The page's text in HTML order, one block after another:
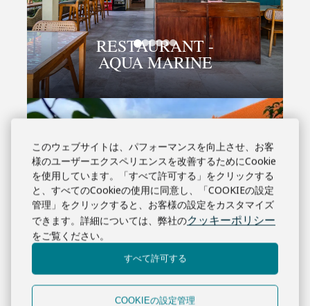
このウェブサイトは、パフォーマンスを向上させ、お客
様のユーザーエクスペリエンスを改善するためにCookie
を使用しています。「すべて許可する」をクリックする
と、すべてのCookieの使用に同意し、「COOKIEの設定
管理」をクリックすると、お客様の設定をカスタマイズ
できます。詳細については、弊社のクッキーポリシー
をご覧ください。
すべて許可する
COOKIEの設定管理
RESTAURANT -
AQUA MARINE
POOL